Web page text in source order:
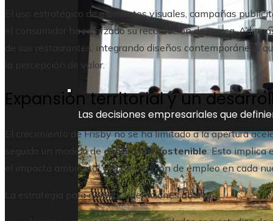
Las decisiones empresariales que
El uso estratégico de elementos visuales, campañas
el consumidor ha reforzado su recordación de marca.
de sus restaurantes, integrando diseños contemporáneos
la percepción de valor.
Expansión territorial y un
El crecimiento de Frisby no se ha limitado a la apertura
seguido un modelo deexpansión sostenible. Esto implica
el impacto ambiental y la generación de empleo en cada
La estrategia para ampliar operaciones abarca: